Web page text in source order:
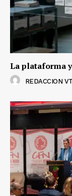
La plataforma
REDACCION VT